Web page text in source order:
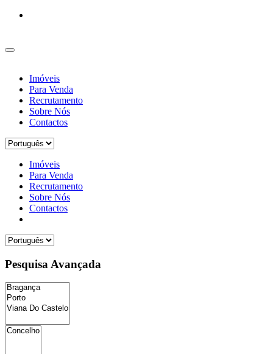
Imóveis
Para Venda
Recrutamento
Sobre Nós
Contactos
Imóveis
Para Venda
Recrutamento
Sobre Nós
Contactos
Pesquisa Avançada